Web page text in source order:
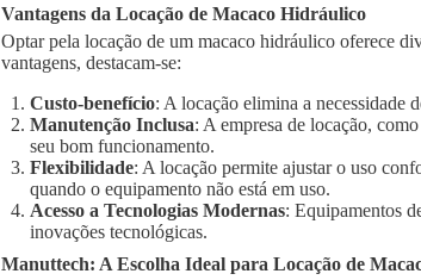
Vantagens da Locação de Macaco Hidráulico
Optar pela locação de um macaco hidráulico oferece
vantagens, destacam-se:
Custo-benefício: A locação elimina a necessidade
Manutenção Inclusa: A empresa de locação,
seu bom funcionamento.
Flexibilidade: A locação permite ajustar o uso
quando o equipamento não está em uso.
Acesso a Tecnologias Modernas: Equipamentos
inovações tecnológicas.
Manuttech: A Escolha Ideal para Locação de